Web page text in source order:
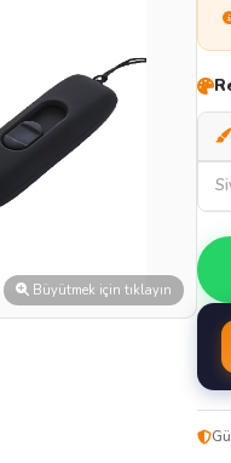
Büyütmek için tıklayın